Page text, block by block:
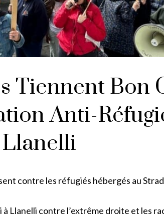
Tiennent Bon
Anti-
Llanelli
contre les réfugiés hébergés au
Llanelli contre l’extrême droite et les